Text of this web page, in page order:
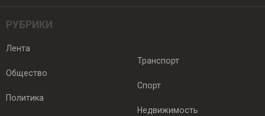
РУБРИКИ
Лента
Общество
Политика
Транспорт
Спорт
Недвижимость